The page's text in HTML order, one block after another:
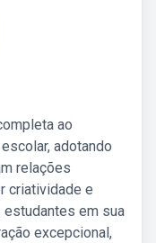
ao
adotando
relações
criatividade e
estudantes em sua
excepcional,